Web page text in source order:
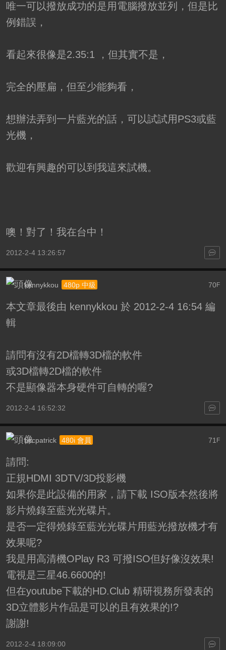
唯一可以撥放成功的是用電腦撥放並列，但是比
例錯誤，
看起來很像是2.35:1 ，但其實不是，
完全的壓扁，但至少能夠看，
想辦法弄到一片藍光的話，可以試試用PS3或藍
光機，
歡迎有興趣的可以到我這來試機。
噢！對了！我在台中！
2012-2-4 13:26:57
70F
kennykkou 480p 中級
本文章最後由 kennykkou 於 2012-2-4 16:54 編
輯
請問有沒有2D檔轉3D檔的軟件
或3D檔轉2D檔的軟件
不是顯像器本身硬件可自轉的喔?
2012-2-4 16:52:32
71 F
bccpatrick 480i 會員
請問:
正規HDMI 3DTV/3D投影機
如果你是此設備的用家，請下載 ISO版本然後將
影片燒錄至藍光光碟片。
是否一定得燒錄至藍光光碟片用藍光撥放機才有
效果呢?
我是用高清機OPlay R3 可撥ISO但好像沒效果!
電視是三星46.6600的!
但在youtube下載的HD.Club 精研視務所發表的
3D立體影片作品是可以的且有效果的!?
謝謝!
2012-2-4 18:09:00